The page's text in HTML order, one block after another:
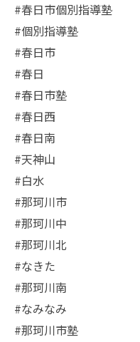
#春日市個別指導塾
#個別指導塾
#春日市
#春日
#春日市塾
#春日西
#春日南
#天神山
#白水
#那珂川市
#那珂川中
#那珂川北
#なきた
#那珂川南
#なみなみ
#那珂川市塾